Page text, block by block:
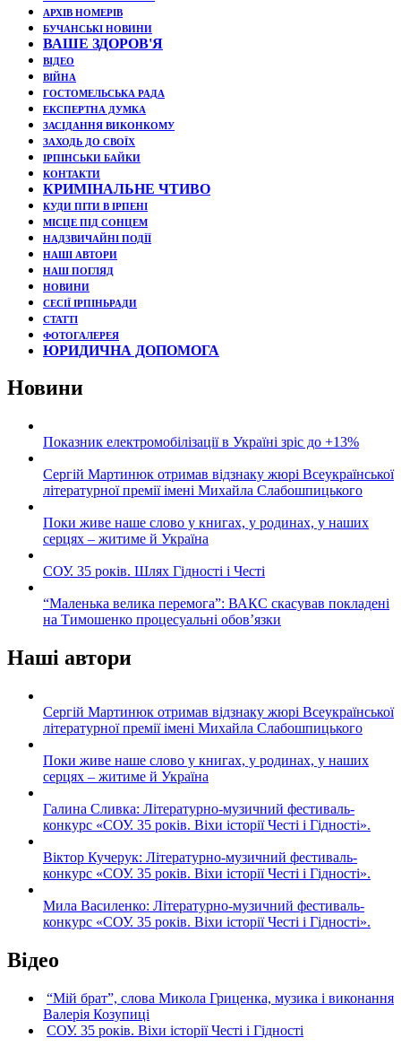
АРХІВ НОМЕРІВ
БУЧАНСЬКІ НОВИНИ
ВАШЕ ЗДОРОВ'Я
ВІДЕО
ВІЙНА
ГОСТОМЕЛЬСЬКА РАДА
ЕКСПЕРТНА ДУМКА
ЗАСІДАННЯ ВИКОНКОМУ
ЗАХОДЬ ДО СВОЇХ
ІРПІНСЬКИ БАЙКИ
КОНТАКТИ
КРИМІНАЛЬНЕ ЧТИВО
КУДИ ПІТИ В ІРПЕНІ
МІСЦЕ ПІД СОНЦЕМ
НАДЗВИЧАЙНІ ПОДЇЇ
НАШІ АВТОРИ
НАШ ПОГЛЯД
НОВИНИ
СЕСІЇ ІРПІНЬРАДИ
СТАТТІ
ФОТОГАЛЕРЕЯ
ЮРИДИЧНА ДОПОМОГА
Новини
Показник електромобілізації в Україні зріс до +13%
Сергій Мартинюк отримав відзнаку жюрі Всеукраїнської
літературної премії імені Михайла Слабошпицького
Поки живе наше слово у книгах, у родинах, у наших
серцях – житиме й Україна
СОУ. 35 років. Шлях Гідності і Честі
“Маленька велика перемога”: ВАКС скасував покладені
на Тимошенко процесуальні обов’язки
Наші автори
Сергій Мартинюк отримав відзнаку жюрі Всеукраїнської
літературної премії імені Михайла Слабошпицького
Поки живе наше слово у книгах, у родинах, у наших
серцях – житиме й Україна
Галина Сливка: Літературно-музичний фестиваль-
конкурс «СОУ. 35 років. Віхи історії Честі і Гідності».
Віктор Кучерук: Літературно-музичний фестиваль-
конкурс «СОУ. 35 років. Віхи історії Честі і Гідності».
Мила Василенко: Літературно-музичний фестиваль-
конкурс «СОУ. 35 років. Віхи історії Честі і Гідності».
Відео
“Мій брат”, слова Микола Гриценка, музика і виконання
Валерія Козупиці
СОУ. 35 років. Віхи історії Честі і Гідності